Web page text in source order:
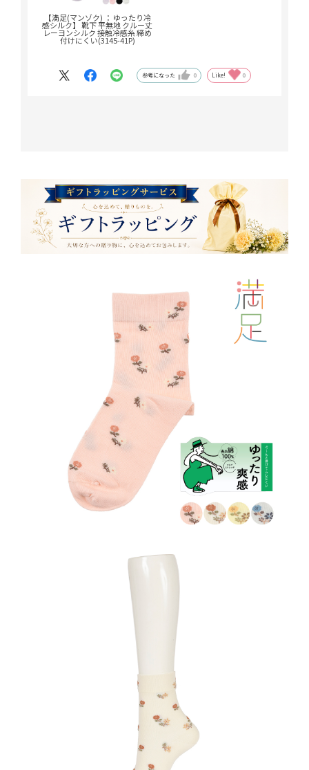
【満足(マンゾク) ： ゆったり冷
感シルク】 靴下 平無地 クルー丈
レーヨンシルク 接触冷感糸 締め
付けにくい(3145-41P)
参考になった 0 Like! 0